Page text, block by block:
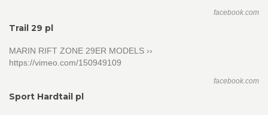
facebook.com
Trail 29 pl
MARIN RIFT ZONE 29ER MODELS ››
https://vimeo.com/150949109
facebook.com
Sport Hardtail pl